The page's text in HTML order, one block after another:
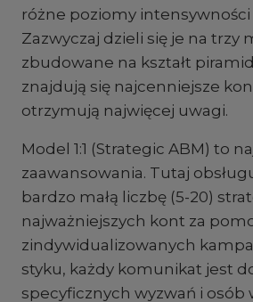
różne poziomy intensywności
Zazwyczaj dzieli się je na trzy
zbudowane na kształt
znajdują się najcenniejsze
otrzymują najwięcej uwagi.
Model 1:1 (Strategic ABM) to
zaawansowania. Tutaj
bardzo małą liczbę (5-20)
najważniejszych kont za
zindywidualizowanych
styku, każdy komunikat jest
specyficznych wyzwań i osób